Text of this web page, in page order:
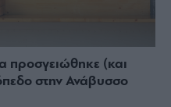
προσγειώθηκε (και
στην Ανάβυσσο